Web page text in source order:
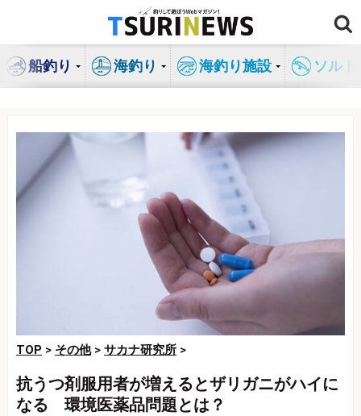
ン
船釣り 海釣り 海釣り施設 ソル
TOP > その他> サカナ研究所 >
抗うつ剤服用者が増えるとザリガニがハイに
なる 環境医薬品問題とは？